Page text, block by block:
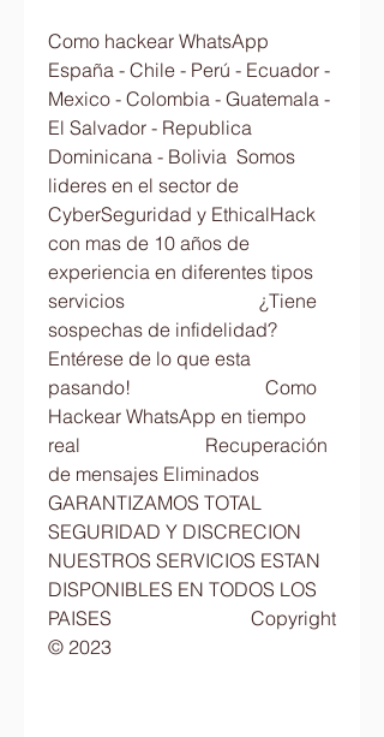
Como hackear WhatsApp
España - Chile - Perú - Ecuador -
Mexico - Colombia - Guatemala -
El Salvador - Republica
Dominicana - Bolivia  Somos
lideres en el sector de
CyberSeguridad y EthicalHack
con mas de 10 años de
experiencia en diferentes tipos
servicios                            ¿Tiene
sospechas de infidelidad?
Entérese de lo que esta
pasando!                            Como
Hackear WhatsApp en tiempo
real                          Recuperación
de mensajes Eliminados
GARANTIZAMOS TOTAL
SEGURIDAD Y DISCRECION
NUESTROS SERVICIOS ESTAN
DISPONIBLES EN TODOS LOS
PAISES                             Copyright
© 2023